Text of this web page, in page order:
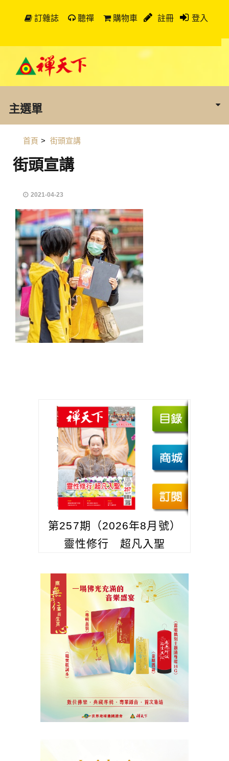
訂雜誌 聽禪 購物車 註冊 登入
主選單
首頁 > 街頭宣講
街頭宣講
2021-04-23
第257期（2026年8月號）
靈性修行 超凡入聖